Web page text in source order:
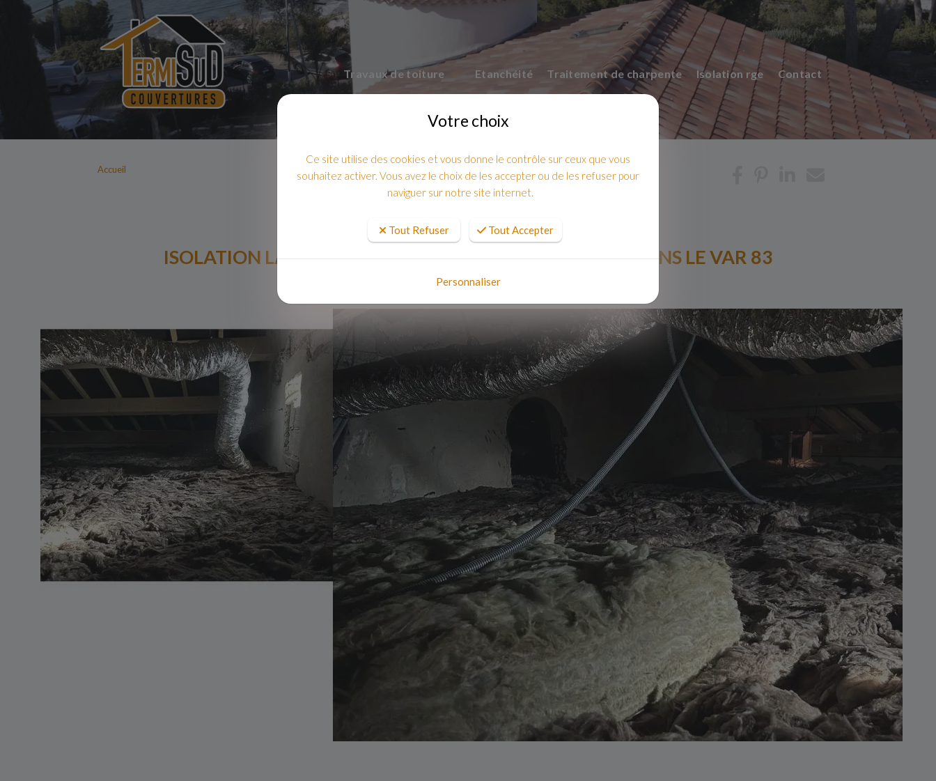
Travaux de toiture Etanchéité Traitement de charpente Isolation rge Contact
Accueil
ISOLATION LAINE DE VERRE EN ROULEAU A TOULON DANS LE VAR 83
Votre choix
Ce site utilise des cookies et vous donne le contrôle sur ceux que vous
souhaitez activer. Vous avez le choix de les accepter ou de les refuser pour
naviguer sur notre site internet.
Tout Refuser Tout Accepter
Personnaliser